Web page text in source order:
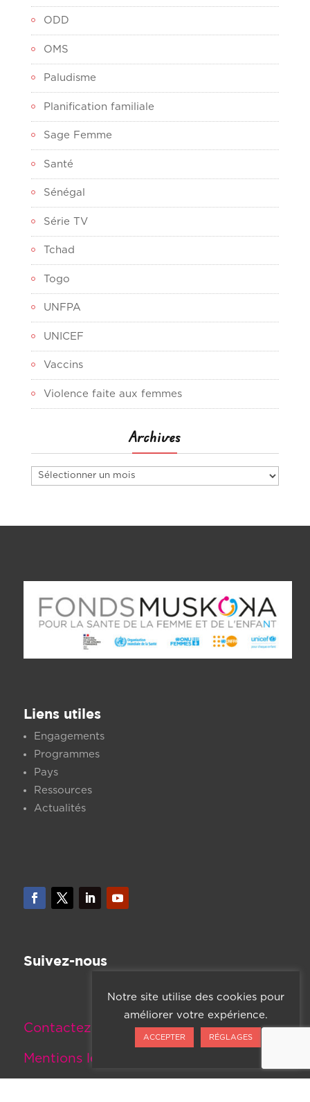
ODD
OMS
Paludisme
Planification familiale
Sage Femme
Santé
Sénégal
Série TV
Tchad
Togo
UNFPA
UNICEF
Vaccins
Violence faite aux femmes
Archives
Archives
Liens utiles
Engagements
Programmes
Pays
Ressources
Actualités
Suivez-nous
Contactez-nous
Mentions légales
Notre site utilise des cookies pour
améliorer votre expérience.
ACCEPTER RÉGLAGES